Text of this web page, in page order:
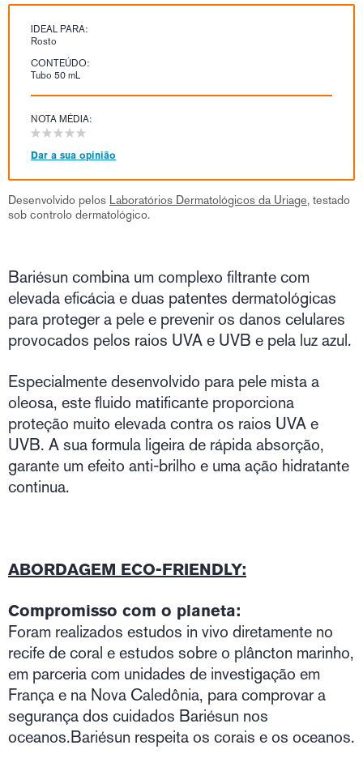
IDEAL PARA:
Rosto
CONTEÚDO:
Tubo 50 mL
NOTA MÉDIA:
Dar a sua opinião
Desenvolvido pelos Laboratórios Dermatológicos da Uriage, testado
sob controlo dermatológico.
Bariésun combina um complexo filtrante com
elevada eficácia e duas patentes dermatológicas
para proteger a pele e prevenir os danos celulares
provocados pelos raios UVA e UVB e pela luz azul.
Especialmente desenvolvido para pele mista a
oleosa, este fluido matificante proporciona
proteção muito elevada contra os raios UVA e
UVB. A sua formula ligeira de rápida absorção,
garante um efeito anti-brilho e uma ação hidratante
continua.
ABORDAGEM ECO-FRIENDLY:
Compromisso com o planeta:
Foram realizados estudos in vivo diretamente no
recife de coral e estudos sobre o plâncton marinho,
em parceria com unidades de investigação em
França e na Nova Caledônia, para comprovar a
segurança dos cuidados Bariésun nos
oceanos.Bariésun respeita os corais e os oceanos.